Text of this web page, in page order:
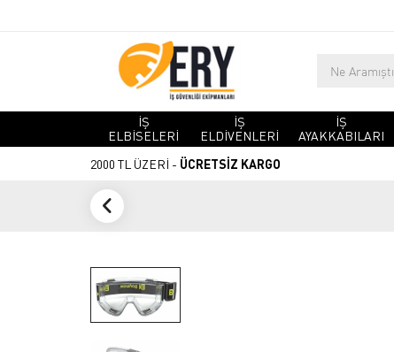
İŞ
ELBİSELERİ
İŞ
ELDİVENLERİ
İŞ
AYAKKABILARI
2000 TL ÜZERİ - ÜCRETSİZ KARGO